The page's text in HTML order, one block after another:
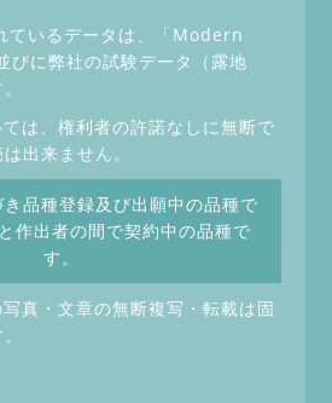
ているデータは、「Modern
びに弊社の試験データ（露地
は、権利者の許諾なしに無断で
出来ません。
品種登録及び出願中の品種で
作出者の間で契約中の品種で
す。
真・文章の無断複写・転載は固